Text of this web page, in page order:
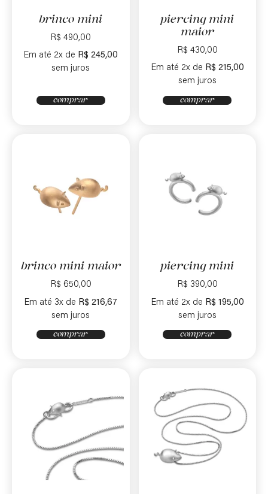
brinco mini
R$ 490,00
Em até 2x de R$ 245,00
sem juros
comprar
piercing mini
maior
R$ 430,00
Em até 2x de R$ 215,00
sem juros
comprar
brinco mini maior
R$ 650,00
Em até 3x de R$ 216,67
sem juros
comprar
piercing mini
R$ 390,00
Em até 2x de R$ 195,00
sem juros
comprar